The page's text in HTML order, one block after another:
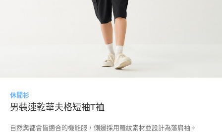
休閒衫
男裝速乾華夫格短袖T裇
自然與都會皆適合的機能服，側邊採用羅紋素材並設計為落肩袖。